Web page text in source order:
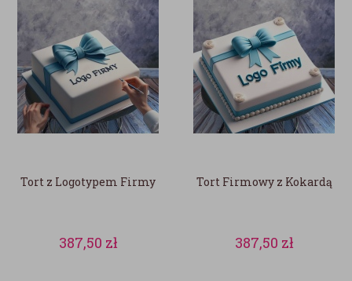
Tort z Logotypem Firmy
387,50 zł
Tort Firmowy z Kokardą
387,50 zł